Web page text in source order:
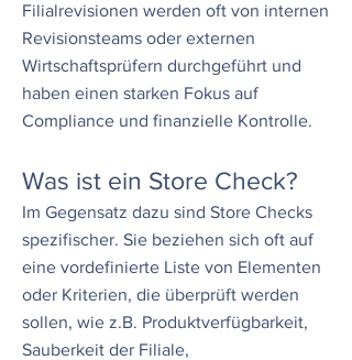
Filialrevisionen werden oft von internen
Revisionsteams oder externen
Wirtschaftsprüfern durchgeführt und
haben einen starken Fokus auf
Compliance und finanzielle Kontrolle.
Was ist ein Store Check?
Im Gegensatz dazu sind Store Checks
spezifischer. Sie beziehen sich oft auf
eine vordefinierte Liste von Elementen
oder Kriterien, die überprüft werden
sollen, wie z.B. Produktverfügbarkeit,
Sauberkeit der Filiale,